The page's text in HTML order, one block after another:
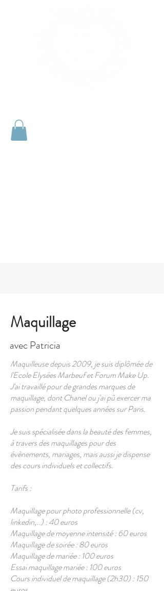
Maquillage
avec Patricia
Maquilleuse depuis 2009, je suis diplômée de
l'Ecole Elysées Marbeuf et Forum Make Up.
J'ai travaillé pour de grandes marques de
maquillage, dont Chanel ou j'ai pû exercer ma
passion pendant quelques années sur Paris.
Je suis spécialisée dans la beauté des femmes,
à travers des maquillages pour des
évènements, mariages, mais aussi je dispense
des cours individuels et collectifs.
Tarifs :
Maquillage pour photo professionnelle (cv,
linkedin,..) : 40 euros
Maquillage de moyenne intensité : 60 euros
Maquillage de soirée : 80 euros
Maquillage de mariée : 100 euros
Essai maquillage mariée : 100 euros
Cours individuel de maquillage (2h30) : 150